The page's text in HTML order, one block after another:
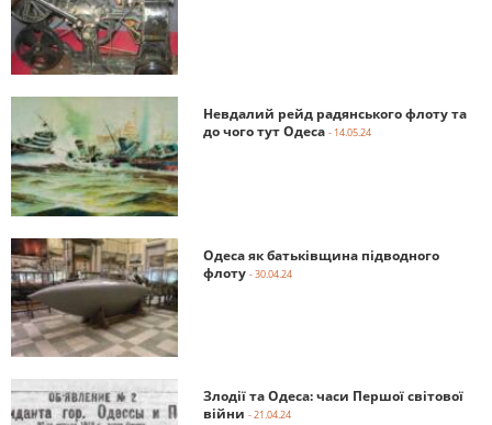
Невдалий рейд радянського флоту та
до чого тут Одеса - 14.05.24
Одеса як батьківщина підводного
флоту - 30.04.24
Злодії та Одеса: часи Першої світової
війни - 21.04.24